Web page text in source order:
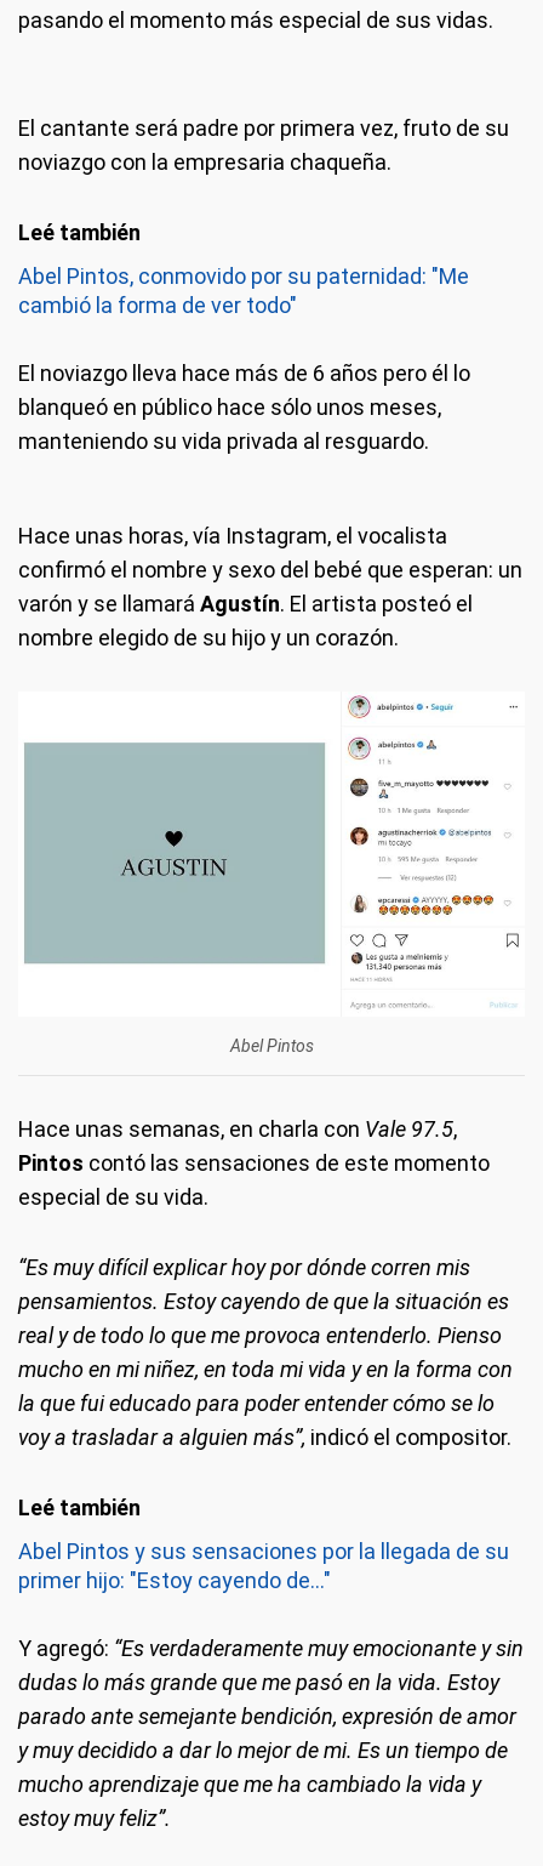
pasando el momento más especial de sus vidas.
El cantante será padre por primera vez, fruto de su
noviazgo con la empresaria chaqueña.
Abel Pintos, conmovido por su paternidad: "Me
cambió la forma de ver todo"
El noviazgo lleva hace más de 6 años pero él lo
blanqueó en público hace sólo unos meses,
manteniendo su vida privada al resguardo.
Hace unas horas, vía Instagram, el vocalista
confirmó el nombre y sexo del bebé que esperan: un
varón y se llamará Agustín. El artista posteó el
nombre elegido de su hijo y un corazón.
Abel Pintos
Hace unas semanas, en charla con Vale 97.5,
Pintos contó las sensaciones de este momento
especial de su vida.
“Es muy difícil explicar hoy por dónde corren mis
pensamientos. Estoy cayendo de que la situación es
real y de todo lo que me provoca entenderlo. Pienso
mucho en mi niñez, en toda mi vida y en la forma con
la que fui educado para poder entender cómo se lo
voy a trasladar a alguien más”, indicó el compositor.
Abel Pintos y sus sensaciones por la llegada de su
primer hijo: "Estoy cayendo de..."
Y agregó: “Es verdaderamente muy emocionante y sin
dudas lo más grande que me pasó en la vida. Estoy
parado ante semejante bendición, expresión de amor
y muy decidido a dar lo mejor de mi. Es un tiempo de
mucho aprendizaje que me ha cambiado la vida y
estoy muy feliz”.